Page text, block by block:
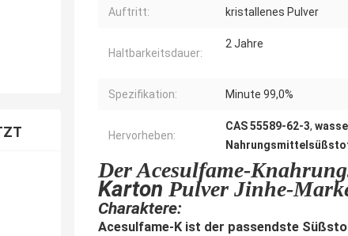
Auftritt: kristallenes Pulver
Haltbarkeitsdauer:
2 Jahre
Spezifikation: Minute 99,0%
Hervorheben:
CAS 55589-62-3,
Der Acesulfame-
Karton Pulver Jinhe-
Charaktere:
Acesulfame-K ist der passendste